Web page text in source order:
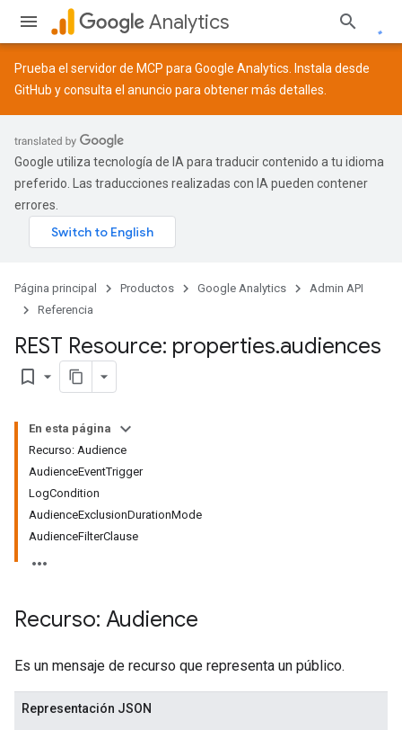
Analytics
Prueba el servidor de MCP para Google Analytics. Instala desde
GitHub y consulta el anuncio para obtener más detalles.
Google utiliza tecnología de IA para traducir contenido a tu idioma
preferido. Las traducciones realizadas con IA pueden contener
errores.
Página principal Productos Google Analytics
Admin API
Referencia
REST Resource: properties.audiences
bookmark_border
En esta página
Recurso: Audience
AudienceEventTrigger
LogCondition
AudienceExclusionDurationMode
AudienceFilterClause
Recurso: Audience
Es un mensaje de recurso que representa un público.
Representación JSON